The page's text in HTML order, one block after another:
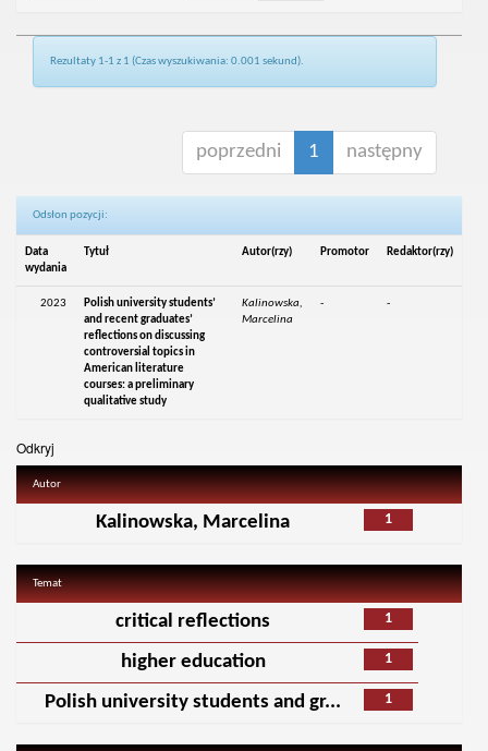
Rezultaty 1-1 z 1 (Czas wyszukiwania: 0.001 sekund).
poprzedni 1 następny
Odsłon pozycji:
Data
wydania
Tytuł Autor(rzy) Promotor Redaktor(rzy)
2023
Polish university students’
and recent graduates’
reflections on discussing
controversial topics in
American literature
courses: a preliminary
qualitative study
Kalinowska,
Marcelina
- -
Odkryj
Autor
1
Kalinowska, Marcelina
Temat
1
critical reflections
1
higher education
1
Polish university students and gr...